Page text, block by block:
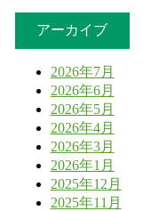
アーカイブ
2026年7月
2026年6月
2026年5月
2026年4月
2026年3月
2026年1月
2025年12月
2025年11月